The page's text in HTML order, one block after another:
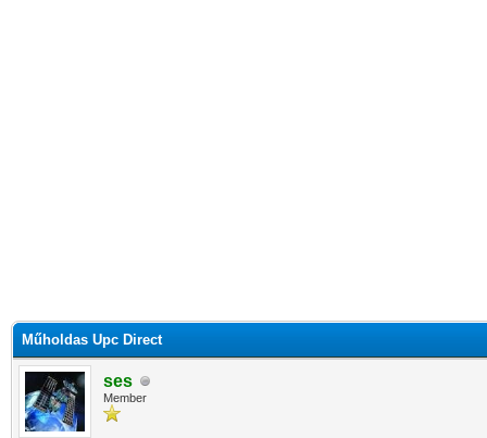
Műholdas Upc Direct
ses
Member